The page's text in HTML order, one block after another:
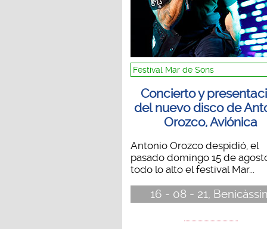
Festival Mar de Sons
Concierto y
del nuevo disco de
Orozco, Aviónica
Antonio Orozco despidió, el
pasado domingo 15 de
todo lo alto el festival Mar...
16 - 08 - 21,